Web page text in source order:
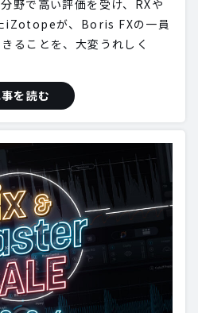
野で高い評価を受け、RXや
iZotopeが、Boris FXの一員
ることを、大変うれしく
を読む